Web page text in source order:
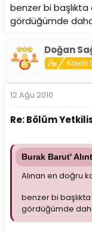
benzer bi başlıkta
gördüğümde
Doğan
Kayıtlı
12 Ağu 2010
Re: Bölüm
Burak Barut'
Alınan en doğru
benzer bi
gördüğümde